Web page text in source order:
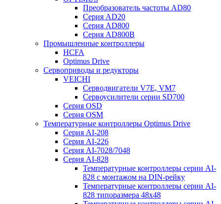
Преобразователь частоты AD80
Серия AD20
Серия AD800
Серия AD800B
Промышленные контроллеры
HCFA
Optimus Drive
Сервоприводы и редукторы
VEICHI
Серводвигатели V7E, VM7
Сервоусилители серии SD700
Серия OSD
Серия OSM
Температурные контроллеры Optimus Drive
Серия AI-208
Серия AI-226
Серия AI-7028/7048
Серия AI-828
Температурные контроллеры серии AI-
828 с монтажом на DIN-рейку
Температурные контроллеры серии AI-
828 типоразмера 48х48